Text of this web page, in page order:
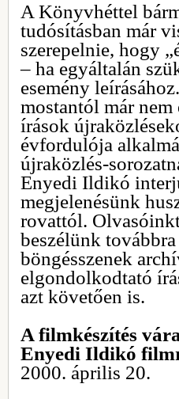
A Könyvhéttel
tudósításban már
szerepelnie, hogy
– ha egyáltalán
esemény
mostantól már
írások
évfordulója
újraközlés-
Enyedi Ildikó
megjelenésünk
rovattól.
beszélünk
böngésszenek
elgondolkodtató
azt követően is.
A filmkészítés
Enyedi Ildikó
2000. április 20.